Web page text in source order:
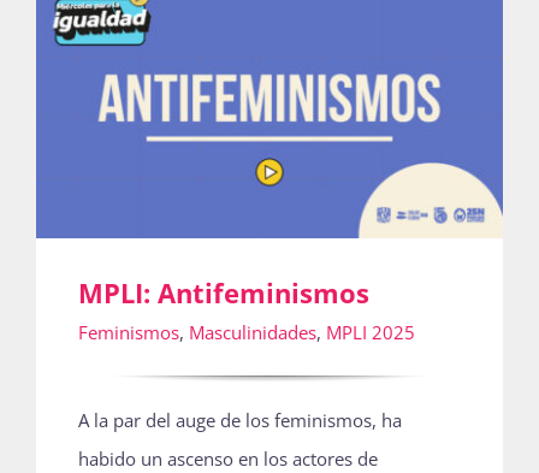
MPLI: Antifeminismos
Feminismos, Masculinidades, MPLI 2025
A la par del auge de los feminismos, ha
habido un ascenso en los actores de